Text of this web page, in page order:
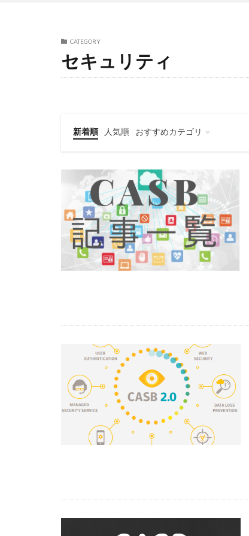
CATEGORY
セキュリティ
新着順 人気順
おすすめカテゴリ